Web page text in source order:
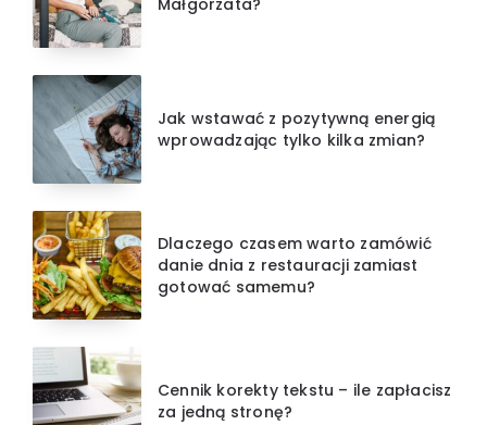
Małgorzata?
Jak wstawać z pozytywną energią
wprowadzając tylko kilka zmian?
Dlaczego czasem warto zamówić
danie dnia z restauracji zamiast
gotować samemu?
Cennik korekty tekstu – ile zapłacisz
za jedną stronę?